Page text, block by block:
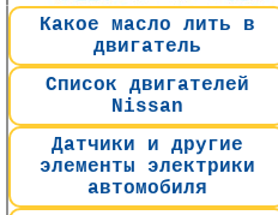
Какое масло лить в
двигатель
Список двигателей
Nissan
Датчики и другие
элементы электрики
автомобиля